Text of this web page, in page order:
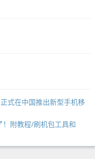
式在中国推出新型手机移
附教程/刷机包工具和